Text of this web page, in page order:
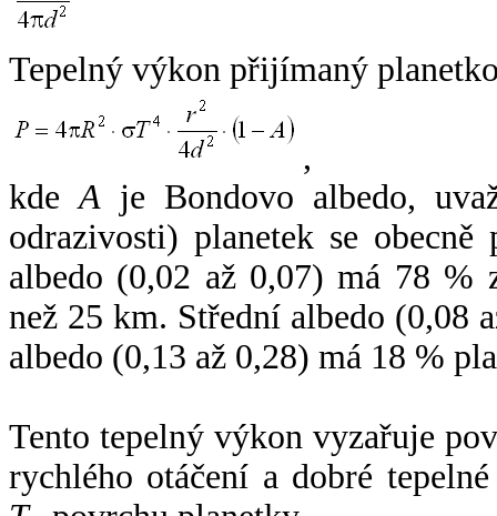
Tepelný výkon přijímaný
,
kdeA je Bondovo albedo,
odrazivosti) planetek se
albedo (0,02 až 0,07) má 78 %
než 25 km. Střední albedo (0,08
albedo (0,13 až 0,28) má 18 %
Tento tepelný výkon vyzařuje
rychlého otáčení a dobré